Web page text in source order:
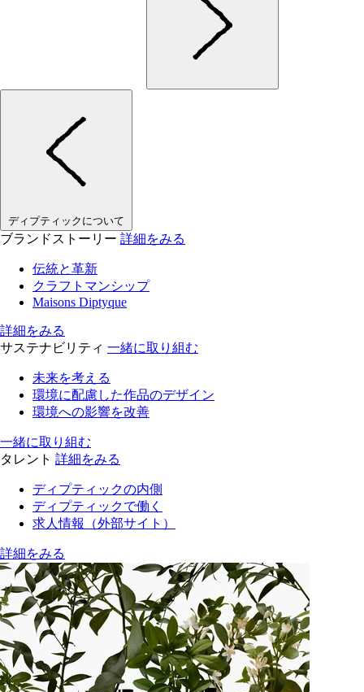
ディプティックについて
ブランドストーリー 詳細をみる
伝統と革新
クラフトマンシップ
Maisons Diptyque
詳細をみる
サステナビリティ 一緒に取り組む
未来を考える
環境に配慮した作品のデザイン
環境への影響を改善
一緒に取り組む
タレント 詳細をみる
ディプティックの内側
ディプティックで働く
求人情報（外部サイト）
詳細をみる